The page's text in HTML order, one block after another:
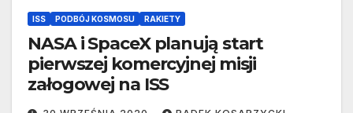
ISS PODBÓJ KOSMOSU RAKIETY
NASA i SpaceX planują start
pierwszej komercyjnej misji
załogowej na ISS